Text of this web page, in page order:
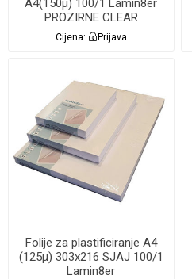
A4(150µ) 100/1 Lamin8er
PROZIRNE CLEAR
Cijena: Prijava
Folije za plastificiranje A4
(125µ) 303x216 SJAJ 100/1
Lamin8er